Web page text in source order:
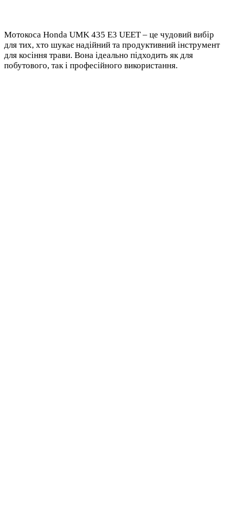
Мотокоса Honda UMK 435 E3 UEET – це чудовий вибір
для тих, хто шукає надійний та продуктивний інструмент
для косіння трави. Вона ідеально підходить як для
побутового, так і професійного використання.